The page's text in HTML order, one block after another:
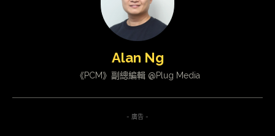
Alan Ng
《PCM》副總編輯 @Plug Media
- 廣告 -